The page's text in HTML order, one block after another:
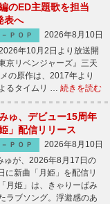
のED主題歌を担当
表へ
－ＰＯＰ
2026年8月10日
年10月2日より放送開
京リベンジャーズ』三天
の原作は、2017年より
るタイムリ … 続きを読む
ゅ、デビュー15周年
」配信リリース
－ＰＯＰ
2026年8月10日
が、2026年8月17日の
に新曲「月姫」を配信リ
姫」は、きゃりーぱみ
ラブソング。浮遊感のあ